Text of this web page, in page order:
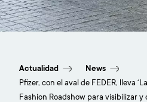
las calles de la ciudad de
objetivo de concienciar sobre las
Raras y las necesidades y retos a
Actualidad
News
Pfizer, con el aval de FEDER, lleva
Fashion Roadshow para visibilizar